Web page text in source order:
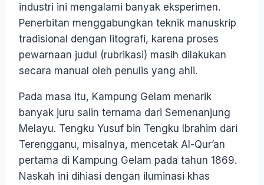
industri ini mengalami banyak eksperimen.
Penerbitan menggabungkan teknik manuskrip
tradisional dengan litografi, karena proses
pewarnaan judul (rubrikasi) masih dilakukan
secara manual oleh penulis yang ahli.
Pada masa itu, Kampung Gelam menarik
banyak juru salin ternama dari Semenanjung
Melayu. Tengku Yusuf bin Tengku Ibrahim dari
Terengganu, misalnya, mencetak Al-Qur’an
pertama di Kampung Gelam pada tahun 1869.
Naskah ini dihiasi dengan iluminasi khas